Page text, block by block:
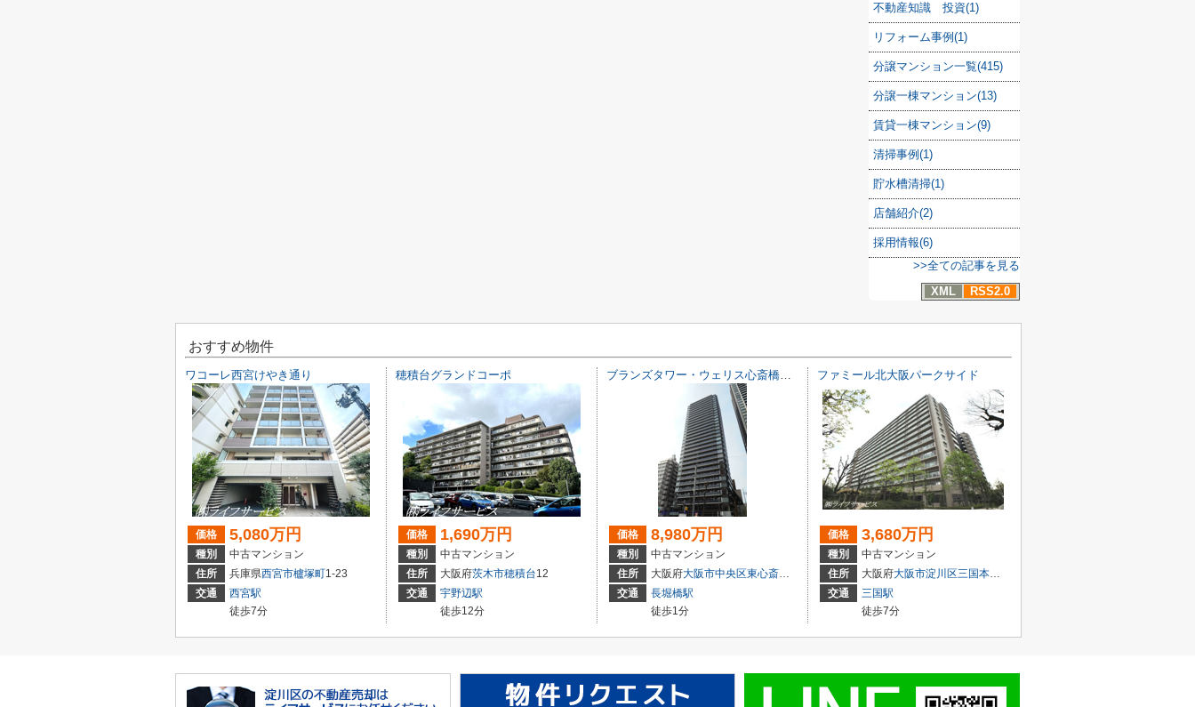
不動産知識 投資(1)
リフォーム事例(1)
分譲マンション一覧(415)
分譲一棟マンション(13)
賃貸一棟マンション(9)
清掃事例(1)
貯水槽清掃(1)
店舗紹介(2)
採用情報(6)
>>全ての記事を見る
XML
RSS2.0
おすすめ物件
ワコーレ西宮けやき通り
価格 5,080万円
種別
中古マンション
住所
兵庫県西宮市櫨塚町1-23
交通
西宮駅
徒歩7分
穂積台グランドコーポ
価格 1,690万円
種別
中古マンション
住所
大阪府茨木市穂積台12
交通
宇野辺駅
徒歩12分
ブランズタワー・ウェリス心斎橋SOUTH
価格 8,980万円
種別
中古マンション
住所
大阪府大阪市中央区東心斎橋
１丁目3-3
交通
長堀橋駅
徒歩1分
ファミール北大阪パークサイド
価格 3,680万円
種別
中古マンション
住所
大阪府大阪市淀川区三国本町
交通
三国駅
徒歩7分